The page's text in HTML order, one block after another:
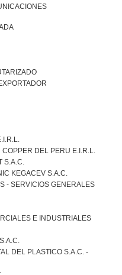
DEL PERU E.I.R.L.
S.A.C.
KEGACEV S.A.C.
- SERVICIOS GENERALES
E INDUSTRIALES
DEL PLASTICO S.A.C. -